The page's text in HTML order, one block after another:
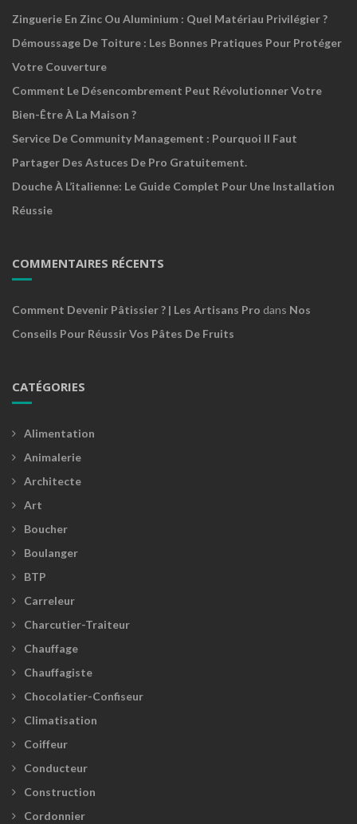
Zinguerie En Zinc Ou Aluminium : Quel Matériau Privilégier ?
Démoussage De Toiture : Les Bonnes Pratiques Pour Protéger
Votre Couverture
Comment Le Désencombrement Peut Révolutionner Votre
Bien-Être À La Maison ?
Service De Community Management : Pourquoi Il Faut
Partager Des Astuces De Pro Gratuitement.
Douche À L’italienne: Le Guide Complet Pour Une Installation
Réussie
COMMENTAIRES RÉCENTS
Comment Devenir Pâtissier ? | Les Artisans Pro dans Nos
Conseils Pour Réussir Vos Pâtes De Fruits
CATÉGORIES
Alimentation
Animalerie
Architecte
Art
Boucher
Boulanger
BTP
Carreleur
Charcutier-Traiteur
Chauffage
Chauffagiste
Chocolatier-Confiseur
Climatisation
Coiffeur
Conducteur
Construction
Cordonnier